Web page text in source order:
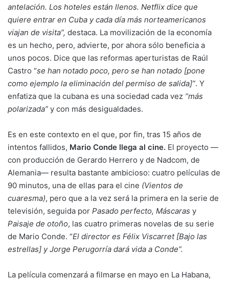
antelación. Los hoteles están llenos. Netflix dice que
quiere entrar en Cuba y cada día más norteamericanos
viajan de visita”, destaca. La movilización de la economía
es un hecho, pero, advierte, por ahora sólo beneficia a
unos pocos. Dice que las reformas aperturistas de Raúl
Castro “se han notado poco, pero se han notado [pone
como ejemplo la eliminación del permiso de salida]”. Y
enfatiza que la cubana es una sociedad cada vez “más
polarizada” y con más desigualdades.
Es en este contexto en el que, por fin, tras 15 años de
intentos fallidos, Mario Conde llega al cine. El proyecto —
con producción de Gerardo Herrero y de Nadcom, de
Alemania— resulta bastante ambicioso: cuatro películas de
90 minutos, una de ellas para el cine (Vientos de
cuaresma), pero que a la vez será la primera en la serie de
televisión, seguida por Pasado perfecto, Máscaras y
Paisaje de otoño, las cuatro primeras novelas de su serie
de Mario Conde. “El director es Félix Viscarret [Bajo las
estrellas] y Jorge Perugorría dará vida a Conde”.
La película comenzará a filmarse en mayo en La Habana,